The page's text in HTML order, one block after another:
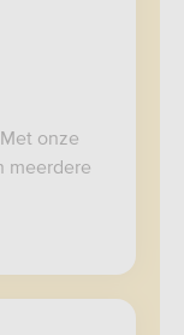
onze
meerdere